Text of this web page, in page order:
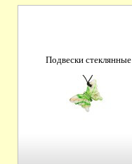
Подвески стеклянные